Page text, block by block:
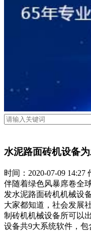
水泥路面砖机设备
时间：2020-07-09 14:27
伴随着绿色风暴席卷全
发水泥路面砖机机械设
大家都知道，社会发展
制砖机机械设备所可以
设备共9大系统软件，